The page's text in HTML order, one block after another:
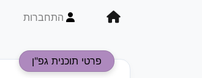
התחברות
פרטי תוכנית גפ"ן